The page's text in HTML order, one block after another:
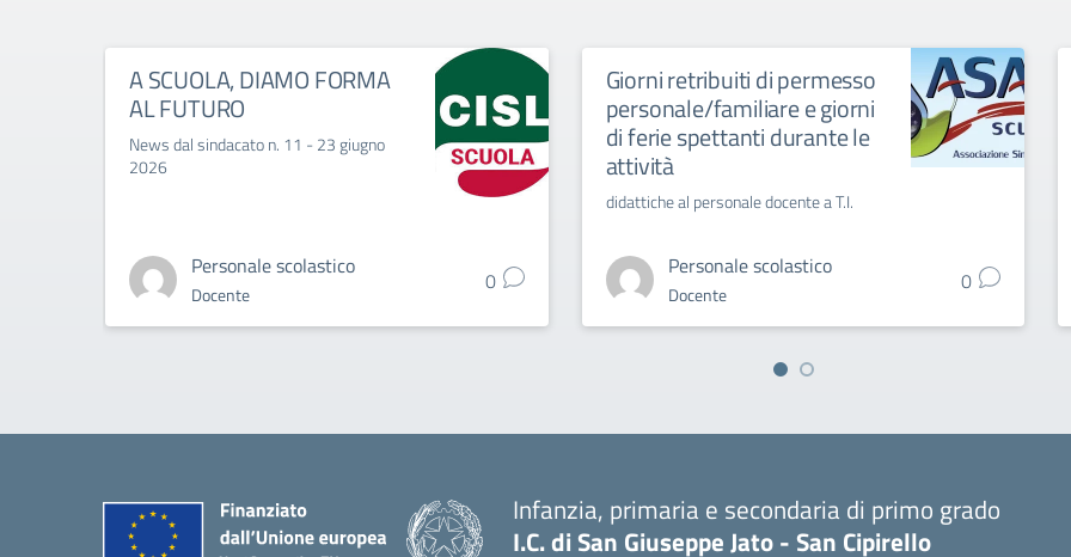
A SCUOLA, DIAMO FORMA
AL FUTURO
News dal sindacato n. 11 - 23 giugno
2026
Personale scolastico
Docente 0
Giorni retribuiti di permesso
personale/familiare e giorni
di ferie spettanti durante le
attività
didattiche al personale docente a T.I.
Personale scolastico
Docente 0
Infanzia, primaria e secondaria di primo grado
I.C. di San Giuseppe Jato - San Cipirello